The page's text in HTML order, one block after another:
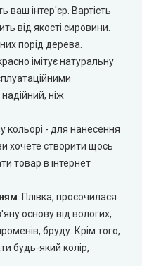
ваш інтер'єр. Вартість
від якості сировини.
порід дерева.
імітує натуральну
ніж
кольорі - для нанесення
хочете створити щось
товар в інтернет
. Плівка, просочилася
основу від вологих,
бруду. Крім того,
будь-який колір,